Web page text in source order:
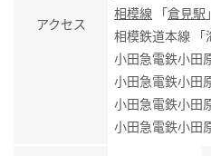
アクセス
相模線 「倉見駅
相模鉄道本線 「
小田急電鉄小田
小田急電鉄小田
小田急電鉄小田
小田急電鉄小田